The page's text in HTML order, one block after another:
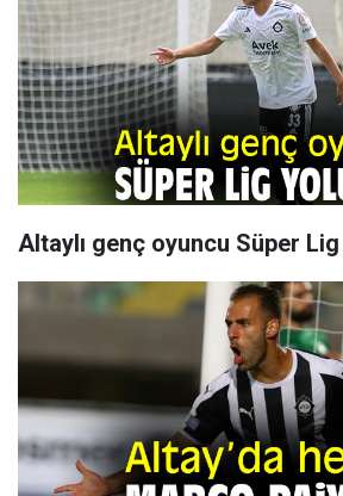
Altaylı genç oyuncu Süper